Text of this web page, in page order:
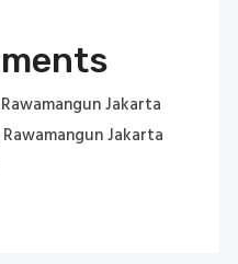
Jakarta
Jakarta